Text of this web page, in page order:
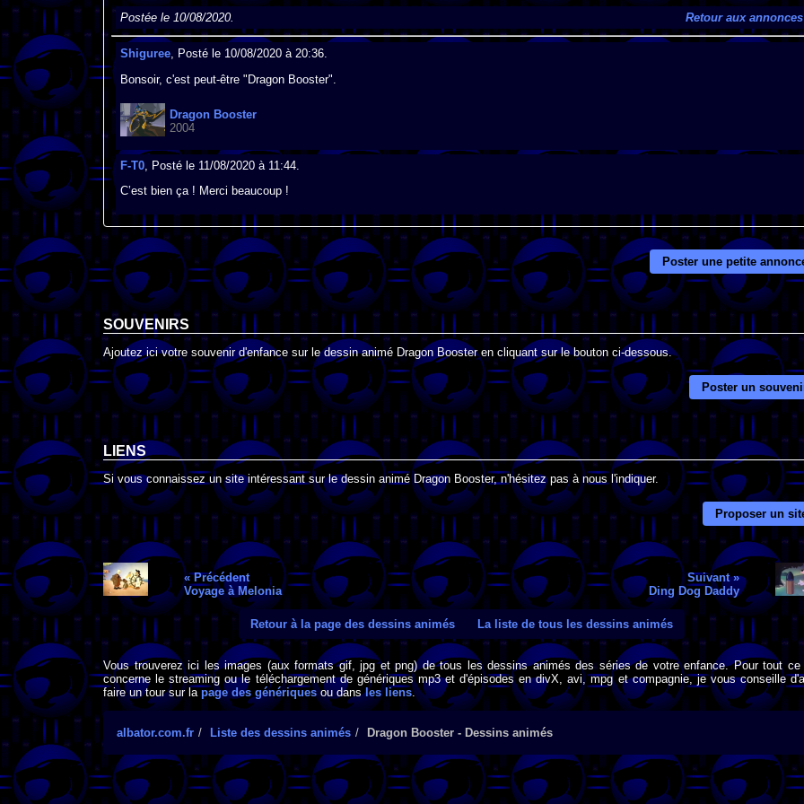
Postée le 10/08/2020. Retour aux annonces
Shiguree, Posté le 10/08/2020 à 20:36.
Bonsoir, c'est peut-être "Dragon Booster".
Dragon Booster
2004
F-T0, Posté le 11/08/2020 à 11:44.
C’est bien ça ! Merci beaucoup !
Poster une petite
SOUVENIRS
Ajoutez ici votre souvenir d'enfance sur le dessin animé Dragon Booster en cliquant sur le bouton ci-dessous.
Poster un
LIENS
Si vous connaissez un site intéressant sur le dessin animé Dragon Booster, n'hésitez pas à nous l'indiquer.
Proposer un
« Précédent
Voyage à Melonia
Suivant »
Ding Dog Daddy
Retour à la page des dessins animés La liste de tous les dessins animés
Vous trouverez ici les images (aux formats gif, jpg et png) de tous les dessins animés des séries de votre enfance. Pour tout ce
concerne le streaming ou le téléchargement de génériques mp3 et d'épisodes en divX, avi, mpg et compagnie, je vous conseille
faire un tour sur lapage des génériquesou dansles liens.
albator.com.fr Liste des dessins animés Dragon Booster - Dessins animés